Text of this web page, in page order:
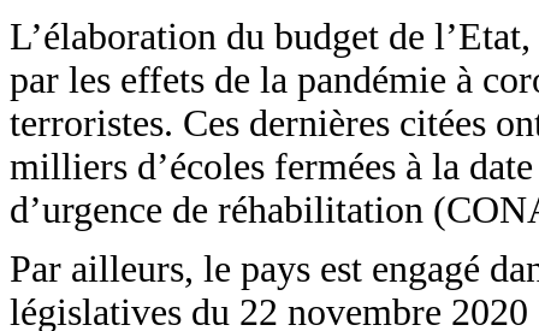
L’élaboration du budget de
par les effets de la pandémie à
terroristes. Ces dernières citées
milliers d’écoles fermées à la
d’urgence de réhabilitation
Par ailleurs, le pays est engagé
législatives du 22 novembre 2020